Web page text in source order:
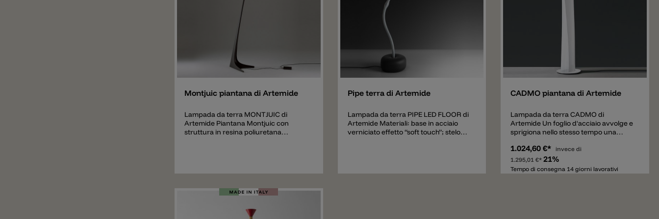
Aggiungere
Montjuic piantana di Artemide
Lampada da terra MONTJUIC di
Artemide Piantana Montjuic con
struttura in resina poliuretana
Aggiungere
Pipe terra di Artemide
Lampada da terra PIPE LED FLOOR di
Artemide Materiali: base in acciaio
verniciato effetto “soft touch”; stelo
trasparente; riflettore interno in
CADMO piantana di Artemide
Lampada da terra CADMO di
Artemide Un foglio d'acciaio avvolge e
sprigiona nello stesso tempo una
diffusa lungo l'apertura verticale della
lampada. La versione alogene
(R7s+E27) o LED (LED+GU10) hanno
due sorgenti luminosi per emissione
1.024,60 €*
invece di
1.295,01 €* 21%
Tempo di consegna 14 giorni lavorativi